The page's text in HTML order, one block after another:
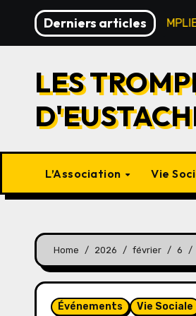
content
Derniers articles
MISSION ACCOMPLIE !
LES
L’Association Vie
Home 2026 février 6
Événements Vie Sociale